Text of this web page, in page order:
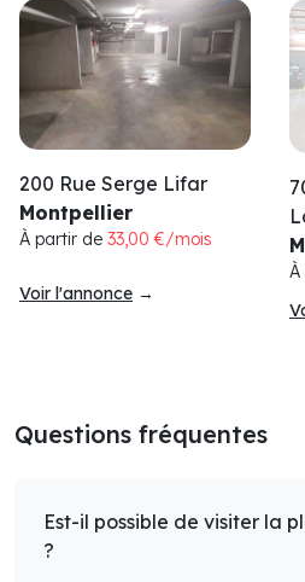
200 Rue Serge Lifar
Montpellier
À partir de 33,00 €/mois
Voir l'annonce →
À
Questions fréquentes
Est-il possible de visiter la
?